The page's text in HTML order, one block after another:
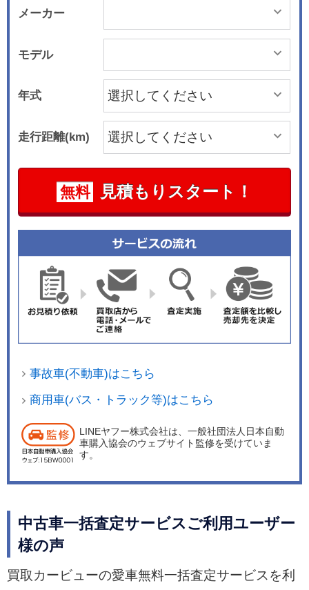
メーカー
モデル
年式
走行距離(km)
無料 見積もりスタート！
事故車(不動車)はこちら
商用車(バス・トラック等)はこちら
LINEヤフー株式会社は、一般社団法人日本自動
車購入協会のウェブサイト監修を受けていま
す。
中古車一括査定サービスご利用ユーザー
様の声
買取カービューの愛車無料一括査定サービスを利